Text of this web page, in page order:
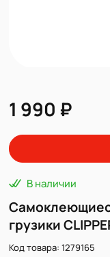
1 990 ₽
В наличии
грузики
Код товара: 1279165